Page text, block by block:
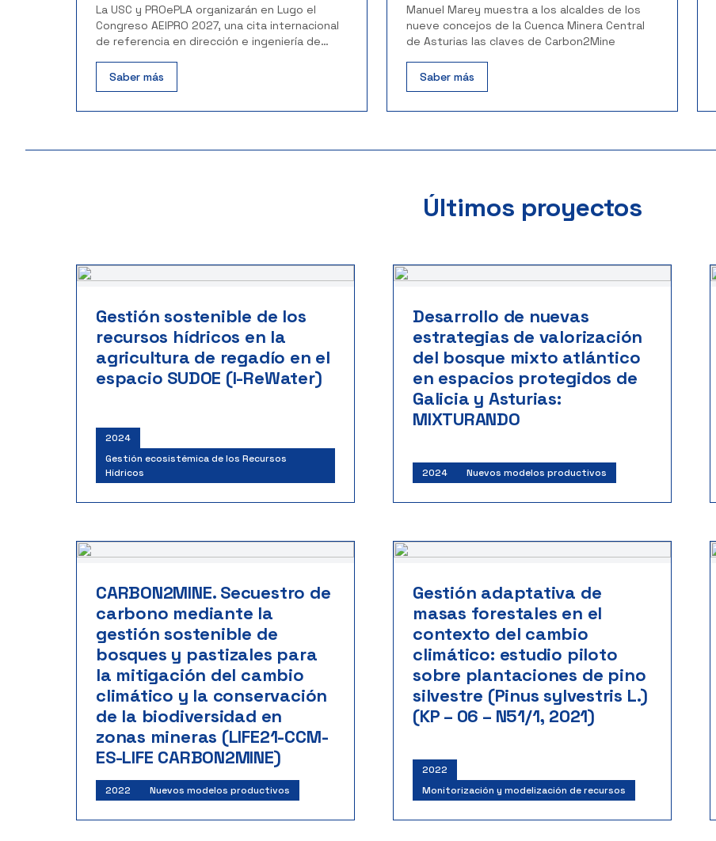
La USC y PROePLA organizarán en Lugo el
Congreso AEIPRO 2027, una cita internacional
de referencia en dirección e ingeniería de
Saber más
Manuel Marey muestra a los alcaldes de los
nueve concejos de la Cuenca Minera Central
de Asturias las claves de Carbon2Mine
Saber más
Últimos proyectos
Gestión sostenible de los
recursos hídricos en la
agricultura de regadío en el
espacio SUDOE (I-ReWater)
2024
Gestión ecosistémica de los Recursos
Hídricos
Desarrollo de nuevas
estrategias de valorización
del bosque mixto atlántico
en espacios protegidos de
Galicia y Asturias:
MIXTURANDO
2024 Nuevos modelos productivos
CARBON2MINE. Secuestro de
carbono mediante la
gestión sostenible de
bosques y pastizales para
la mitigación del cambio
climático y la conservación
de la biodiversidad en
zonas mineras (LIFE21-CCM-
ES-LIFE CARBON2MINE)
2022 Nuevos modelos productivos
Gestión adaptativa de
masas forestales en el
contexto del cambio
climático: estudio piloto
sobre plantaciones de pino
silvestre (Pinus sylvestris L.)
(KP – 06 – N51/1, 2021)
2022
Monitorización y modelización de recursos